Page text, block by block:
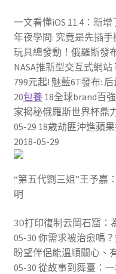
一文看懂iOS 11.4：新
年夜學問: 究竟是先插
玩具總發動！俄羅斯發
NASA推新型交互式網
799元起! 魅藍6T發布:
20包養18全球brand百
家揭秘俄羅斯世界杯鼎
05-29 18歲劫匪沖進蘋
2018-05-29
“第五代劉三姐”王予嘉
明
3D打印復制云岡石窟：
05-30 你需求被治愈嗎
盼望伴侶能溫順關心、
05-30 從故事到舞臺：